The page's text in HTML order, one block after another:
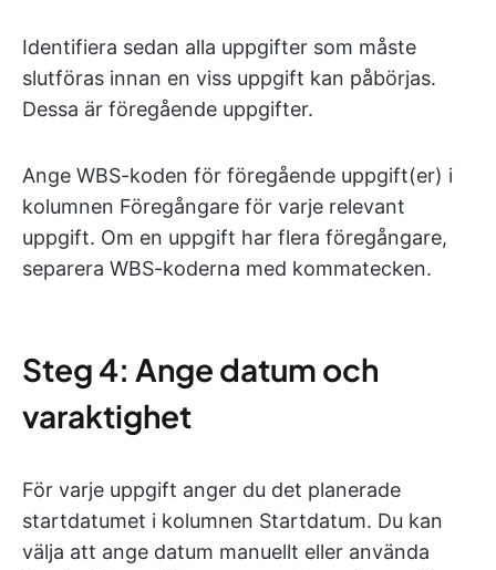
Identifiera sedan alla uppgifter som måste
slutföras innan en viss uppgift kan påbörjas.
Dessa är föregående uppgifter.
Ange WBS-koden för föregående uppgift(er) i
kolumnen Föregångare för varje relevant
uppgift. Om en uppgift har flera föregångare,
separera WBS-koderna med kommatecken.
Steg 4: Ange datum och
varaktighet
För varje uppgift anger du det planerade
startdatumet i kolumnen Startdatum. Du kan
välja att ange datum manuellt eller använda